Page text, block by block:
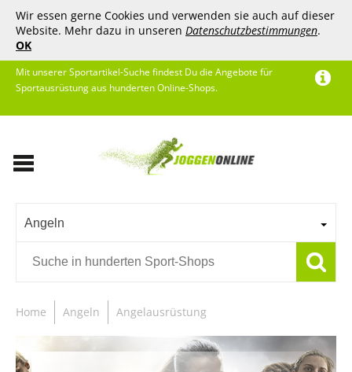
Wir essen gerne Cookies und verwenden sie auch auf dieser
Website. Mehr dazu in unseren Datenschutzbestimmungen.
OK
Mit unserer Sportartikel-Suche findest Du die Angebote für
Sportausrüstung aus hunderten Online-Shops.
Angeln
Home Angeln Angelausrüstung